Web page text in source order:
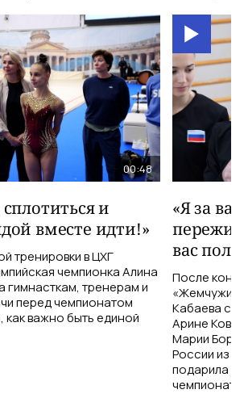
00:48
и
вместе идти!»
тренировки в ЦХГ
чемпионка Алина
гимнасткам, тренерам и
перед чемпионатом
как важно быть единой
«Я за
вас
После
Кабаева
Арине
Марии
России из
подарила
чемпионат